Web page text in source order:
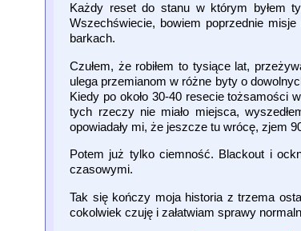
Każdy reset do stanu w którym byłem
Wszechświecie, bowiem poprzednie
barkach.
Czułem, że robiłem to tysiące lat,
ulega przemianom w różne byty o
Kiedy po około 30-40 resecie tożsamości
tych rzeczy nie miało miejsca,
opowiadały mi, że jeszcze tu wrócę, zjem
Potem już tylko ciemność. Blackout i
czasowymi.
Tak się kończy moja historia z trzema
cokolwiek czuję i załatwiam sprawy